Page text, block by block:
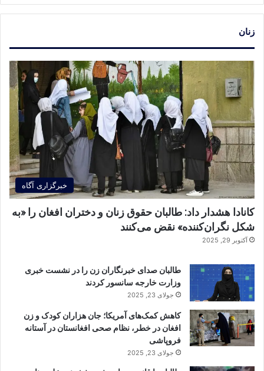
زنان
خبرگزاری آگاه
کانادا هشدار داد: طالبان حقوق زنان و دختران افغان را «به
شکل نگران‌کننده» نقض می‌کنند
آکتوبر 29, 2025
طالبان صدای خبرنگاران زن را در نشست خبری
وزارت خارجه سانسور کردند
جولای 23, 2025
کاهش کمک‌های آمریکا؛ جان هزاران کودک و زن
افغان در خطر، نظام صحی افغانستان در آستانه
فروپاشی
جولای 23, 2025